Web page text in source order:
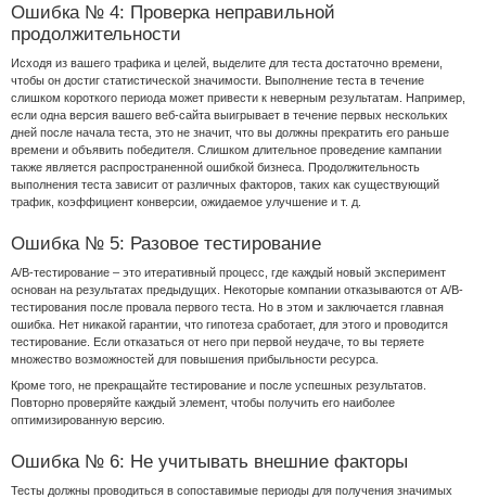
Ошибка № 4: Проверка неправильной
продолжительности
Исходя из вашего трафика и целей, выделите для теста достаточно времени,
чтобы он достиг статистической значимости. Выполнение теста в течение
слишком короткого периода может привести к неверным результатам. Например,
если одна версия вашего веб-сайта выигрывает в течение первых нескольких
дней после начала теста, это не значит, что вы должны прекратить его раньше
времени и объявить победителя. Слишком длительное проведение кампании
также является распространенной ошибкой бизнеса. Продолжительность
выполнения теста зависит от различных факторов, таких как существующий
трафик, коэффициент конверсии, ожидаемое улучшение и т. д.
Ошибка № 5: Разовое тестирование
A/B-тестирование – это итеративный процесс, где каждый новый эксперимент
основан на результатах предыдущих. Некоторые компании отказываются от A/B-
тестирования после провала первого теста. Но в этом и заключается главная
ошибка. Нет никакой гарантии, что гипотеза сработает, для этого и проводится
тестирование. Если отказаться от него при первой неудаче, то вы теряете
множество возможностей для повышения прибыльности ресурса.
Кроме того, не прекращайте тестирование и после успешных результатов.
Повторно проверяйте каждый элемент, чтобы получить его наиболее
оптимизированную версию.
Ошибка № 6: Не учитывать внешние факторы
Тесты должны проводиться в сопоставимые периоды для получения значимых